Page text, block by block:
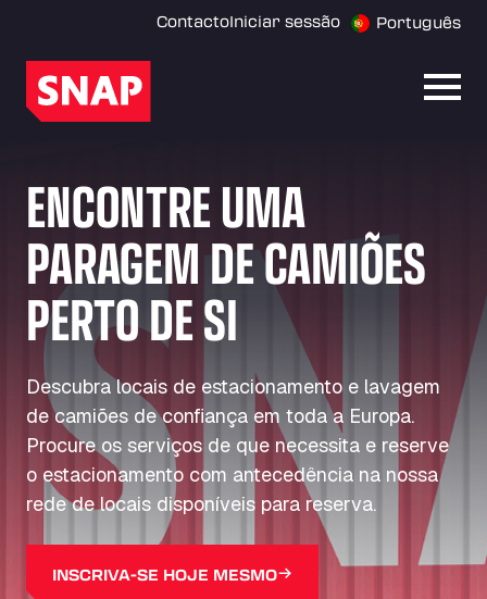
ContactoIniciar sessão Português
ENCONTRE UMA
PARAGEM DE CAMIÕES
PERTO DE SI
Descubra locais de estacionamento e lavagem
de camiões de confiança em toda a Europa.
Procure os serviços de que necessita e reserve
o estacionamento com antecedência na nossa
rede de locais disponíveis para reserva.
INSCRIVA-SE HOJE MESMO